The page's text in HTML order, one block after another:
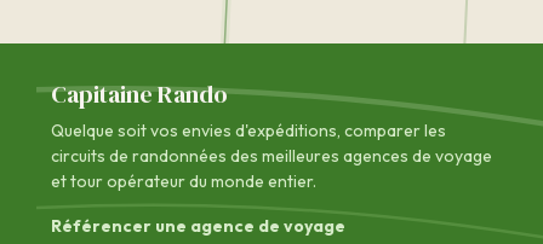
Capitaine Rando
Quelque soit vos envies d'expéditions, comparer les
circuits de randonnées des meilleures agences de voyage
et tour opérateur du monde entier.
Référencer une agence de voyage